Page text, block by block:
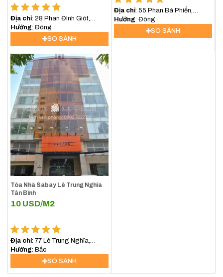
[vanphongchothue quan=tanbinh][/vanphongchothue]
Địa chỉ: 28 Phan Đình Giót,
phường Tân Sơn Hòa, quận Tân
Hướng : Đông
SO SÁNH
Địa chỉ: 55 Phan Bá Phiến,
phường 12, Quận Tân Bình,
Hướng : Đông
SO SÁNH
Tòa Nhà Sabay Lê Trung Nghĩa
Tân Bình
10 USD/M2
Địa chỉ: 77 Lê Trung Nghĩa,
Phường Bảy Hiền, TP. HCM
Hướng
: Bắc
SO SÁNH